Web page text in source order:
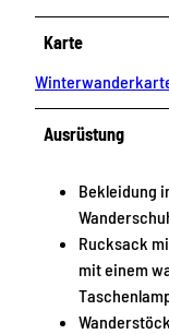
Karte
Ausrüstung
Bekleidung
Rucksack
mit einem